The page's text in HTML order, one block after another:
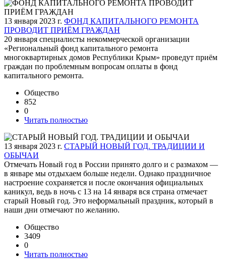
13 января 2023 г. ФОНД КАПИТАЛЬНОГО РЕМОНТА
ПРОВОДИТ ПРИЁМ ГРАЖДАН
20 января специалисты некоммерческой организации
«Региональный фонд капитального ремонта
многоквартирных домов Республики Крым» проведут приём
граждан по проблемным вопросам оплаты в фонд
капитального ремонта.
Общество
852
0
Читать полностью
13 января 2023 г. СТАРЫЙ НОВЫЙ ГОД. ТРАДИЦИИ И
ОБЫЧАИ
Отмечать Новый год в России принято долго и с размахом —
в январе мы отдыхаем больше недели. Однако праздничное
настроение сохраняется и после окончания официальных
каникул, ведь в ночь с 13 на 14 января вся страна отмечает
старый Новый год. Это неформальный праздник, который в
наши дни отмечают по желанию.
Общество
3409
0
Читать полностью